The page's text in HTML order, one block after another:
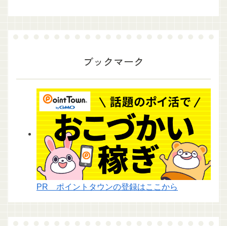
ブックマーク
PR ポイントタウンの登録はここから